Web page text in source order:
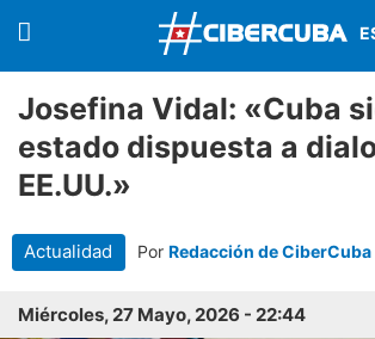
Josefina Vidal: «Cuba
estado dispuesta a
EE.UU.»
Actualidad Por Redacción de CiberCuba
Miércoles, 27 Mayo, 2026 - 22:44